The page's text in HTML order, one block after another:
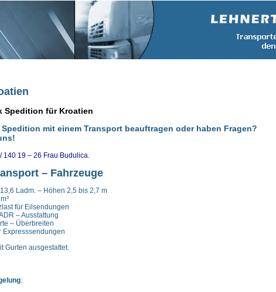
Spedition für Kroatien
mit einem Transport beauftragen oder haben Fragen?
140 19 – 26 Frau Budulica.
– Fahrzeuge
Ladm. – Höhen 2,5 bis 2,7 m
für Eilsendungen
– Ausstattung
– Überbreiten
Expresssendungen
Gurten ausgestattet.
: